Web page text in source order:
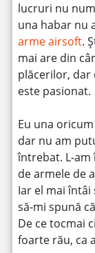
lucruri nu
una habar nu
arme airsoft.
mai are din
plăcerilor, dar
este pasionat.
Eu una
dar nu am
întrebat. L-am
de armele de
Iar el mai
să-mi spună
De ce tocmai
foarte rău, ca